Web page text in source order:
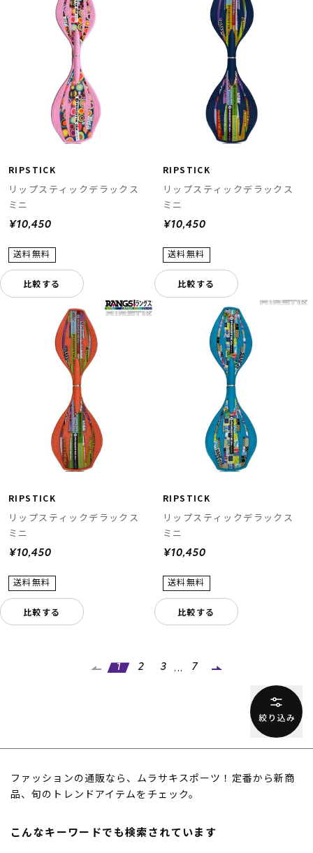
RIPSTICK
リップスティックデラックス
ミニ
¥10,450
比較する
RIPSTICK
リップスティックデラックス
ミニ
¥10,450
比較する
RIPSTICK
リップスティックデラックス
ミニ
¥10,450
比較する
RIPSTICK
リップスティックデラックス
ミニ
¥10,450
比較する
1 2 3 ... 7
ファッションの通販なら、ムラサキスポーツ！定番から新商
品、旬のトレンドアイテムをチェック。
こんなキーワードでも検索されています